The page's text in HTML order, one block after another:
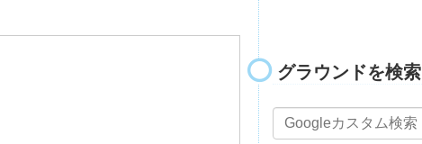
グラウンドを検索